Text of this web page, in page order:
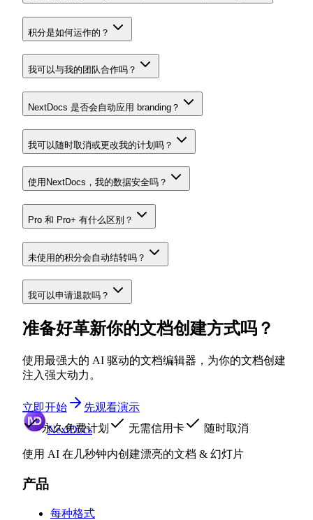
积分是如何运作的？
我可以与我的团队合作吗？
NextDocs 是否会自动应用 branding？
我可以随时取消或更改我的计划吗？
使用NextDocs，我的数据安全吗？
Pro 和 Pro+ 有什么区别？
未使用的积分会自动结转吗？
我可以申请退款吗？
准备好革新你的文档创建方式吗？
使用最强大的 AI 驱动的文档编辑器，为你的文档创建
注入强大动力。
立即开始
先观看演示
永久免费计划
无需信用卡 随时取消
NextDocs
使用 AI 在几秒钟内创建漂亮的文档 & 幻灯片
产品
每种格式